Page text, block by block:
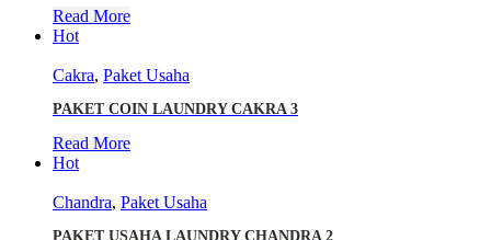
Read More
Hot
Cakra, Paket Usaha
PAKET COIN LAUNDRY CAKRA 3
Read More
Hot
Chandra, Paket Usaha
PAKET USAHA LAUNDRY CHANDRA 2